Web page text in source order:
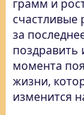
грамм и
счастливые
за
момента
жизни,
изменится